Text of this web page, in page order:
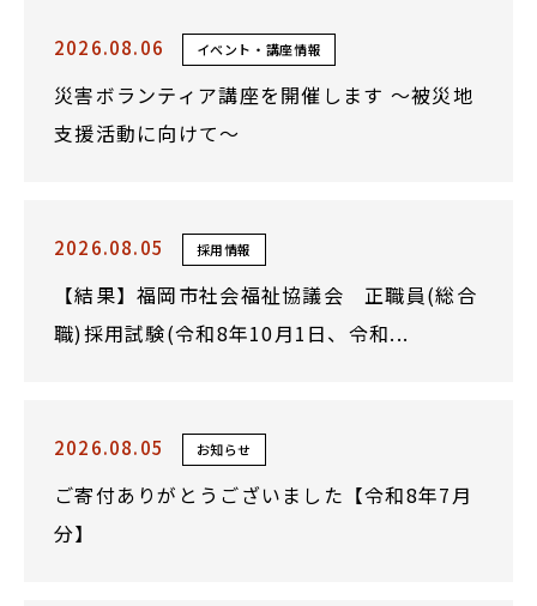
2026.08.06 イベント・講座情報
災害ボランティア講座を開催します ～被災地
支援活動に向けて～
2026.08.05 採用情報
【結果】福岡市社会福祉協議会 正職員(総合
職)採用試験(令和8年10月1日、令和...
2026.08.05 お知らせ
ご寄付ありがとうございました【令和8年7月
分】